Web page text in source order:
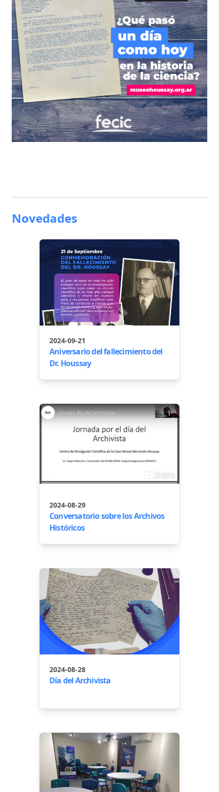
Novedades
2024-09-21
Aniversario del fallecimiento del
Dr. Houssay
2024-08-29
Conversatorio sobre los Archivos
Históricos
2024-08-28
Día del Archivista